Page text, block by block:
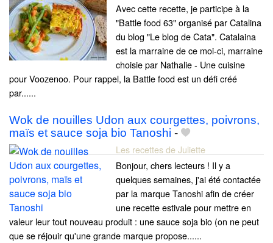
Avec cette recette, je participe à la
"Battle food 63" organisé par Catalina
du blog "Le blog de Cata". Catalaina
est la marraine de ce moi-ci, marraine
choisie par Nathalie - Une cuisine
pour Voozenoo. Pour rappel, la Battle food est un défi créé
par......
Wok de nouilles Udon aux courgettes, poivrons,
maïs et sauce soja bio Tanoshi -
Les recettes de Juliette
Bonjour, chers lecteurs ! Il y a
quelques semaines, j'ai été contactée
par la marque Tanoshi afin de créer
une recette estivale pour mettre en
valeur leur tout nouveau produit : une sauce soja bio (on ne peut
que se réjouir qu'une grande marque propose......